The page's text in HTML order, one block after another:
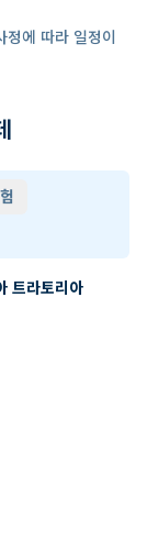
에 따라 일정이
트라토리아